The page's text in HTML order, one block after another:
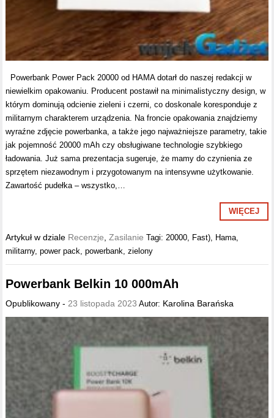
Powerbank Power Pack 20000 od HAMA dotarł do naszej redakcji w
niewielkim opakowaniu. Producent postawił na minimalistyczny design, w
którym dominują odcienie zieleni i czerni, co doskonale koresponduje z
militarnym charakterem urządzenia. Na froncie opakowania znajdziemy
wyraźne zdjęcie powerbanka, a także jego najważniejsze parametry, takie
jak pojemność 20000 mAh czy obsługiwane technologie szybkiego
ładowania. Już sama prezentacja sugeruje, że mamy do czynienia ze
sprzętem niezawodnym i przygotowanym na intensywne użytkowanie.
Zawartość pudełka – wszystko,…
WIĘCEJ
Artykuł w dziale Recenzje ,Zasilanie Tagi:20000, Fast), Hama,
militarny,power pack,powerbank,zielony
Powerbank Belkin 10 000mAh
Opublikowany - 23 listopada 2023 Autor: Karolina Barańska